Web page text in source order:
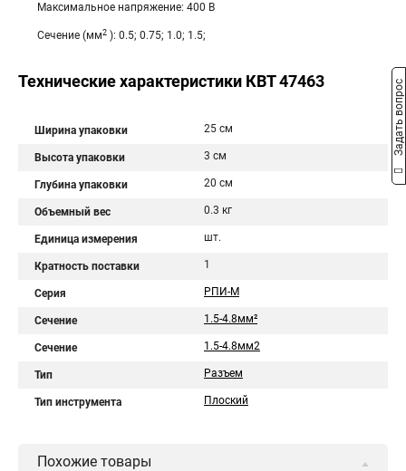
Максимальное напряжение: 400 В
Сечение (мм2 ): 0.5; 0.75; 1.0; 1.5;
Технические характеристики КВТ 47463
Ширина упаковки 25 см
Высота упаковки 3 см
Глубина упаковки 20 см
Объемный вес 0.3 кг
Единица измерения шт.
Кратность поставки 1
Серия РПИ-М
Сечение 1.5-4.8мм²
Сечение 1.5-4.8мм2
Тип Разъем
Тип инструмента Плоский
Похожие товары
Задать вопрос